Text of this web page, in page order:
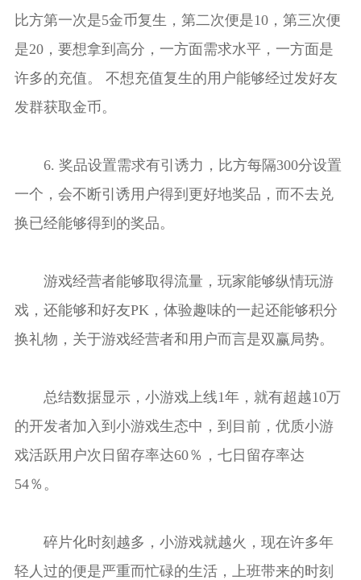
比方第一次是5金币复生，第二次便是10，第三次便
是20，要想拿到高分，一方面需求水平，一方面是
许多的充值。 不想充值复生的用户能够经过发好友
发群获取金币。
6. 奖品设置需求有引诱力，比方每隔300分设置
一个，会不断引诱用户得到更好地奖品，而不去兑
换已经能够得到的奖品。
游戏经营者能够取得流量，玩家能够纵情玩游
戏，还能够和好友PK，体验趣味的一起还能够积分
换礼物，关于游戏经营者和用户而言是双赢局势。
总结数据显示，小游戏上线1年，就有超越10万
的开发者加入到小游戏生态中，到目前，优质小游
戏活跃用户次日留存率达60％，七日留存率达
54％。
碎片化时刻越多，小游戏就越火，现在许多年
轻人过的便是严重而忙碌的生活，上班带来的时刻